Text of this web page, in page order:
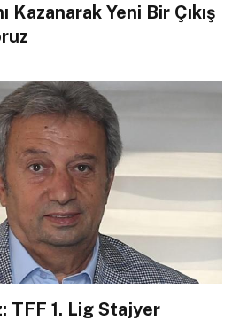
Kazanarak Yeni Bir Çıkış
TFF 1. Lig Stajyer